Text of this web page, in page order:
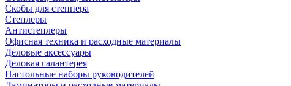
Скобы для степпера
Степлеры
Антистеплеры
Офисная техника и расходные материалы
Деловые аксессуары
Деловая галантерея
Настольные наборы руководителей